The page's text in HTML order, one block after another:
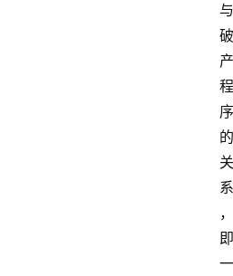
与
破
产
程
序
的
关
系
，
即
一